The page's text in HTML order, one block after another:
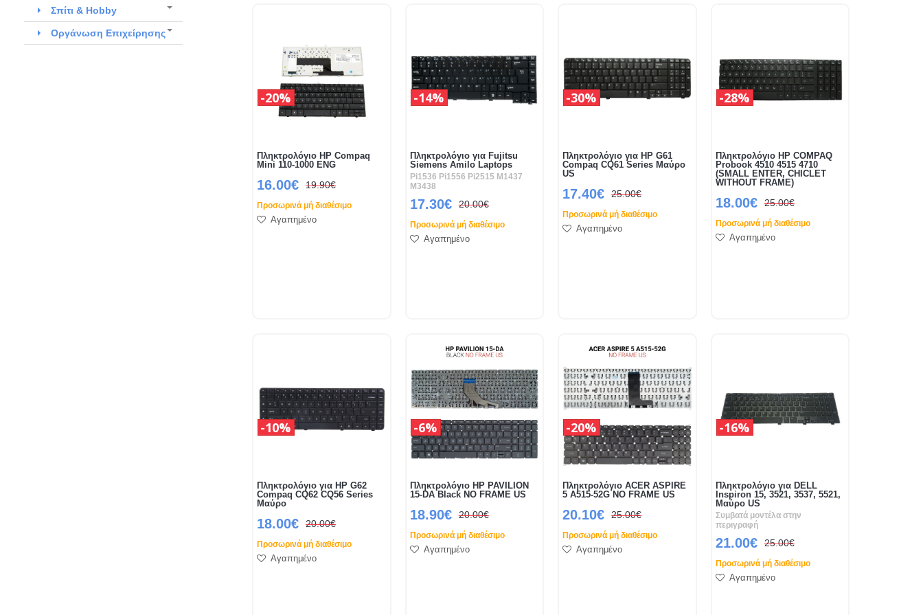
Σπίτι & Hobby
Οργάνωση Επιχείρησης
Πληκτρολόγιο HP Compaq
Mini 110-1000 ENG
16.00€ 19.90€
20%
Προσωρινά μή διαθέσιμο
Αγαπημένο
Πληκτρολόγιο για Fujitsu
Siemens Amilo Laptops
Pi1536 Pi1556 Pi2515 M1437
M3438
17.30€ 20.00€
14%
Προσωρινά μή διαθέσιμο
Αγαπημένο
Πληκτρολόγιο για HP G61
Compaq CQ61 Series Μαύρο
US
17.40€ 25.00€
30%
Προσωρινά μή διαθέσιμο
Αγαπημένο
Πληκτρολόγιο HP COMPAQ
Probook 4510 4515 4710
(SMALL ENTER, CHICLET
WITHOUT FRAME)
18.00€ 25.00€
28%
Προσωρινά μή διαθέσιμο
Αγαπημένο
Πληκτρολόγιο για HP G62
Compaq CQ62 CQ56 Series
Μαύρο
18.00€ 20.00€
10%
Προσωρινά μή διαθέσιμο
Αγαπημένο
Πληκτρολόγιο HP PAVILION
15-DA Black NO FRAME US
18.90€ 20.00€
6%
Προσωρινά μή διαθέσιμο
Αγαπημένο
Πληκτρολόγιο ACER ASPIRE
5 A515-52G NO FRAME US
20.10€ 25.00€
20%
Προσωρινά μή διαθέσιμο
Αγαπημένο
Πληκτρολόγιο για DELL
Inspiron 15, 3521, 3537, 5521,
Μαύρο US
Συμβατά μοντέλα στην
περιγραφή
21.00€ 25.00€
16%
Προσωρινά μή διαθέσιμο
Αγαπημένο